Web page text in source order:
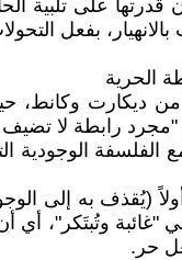
قدرتها على
بفعل
الحرية
ديكارت وكانط،
"مجرد رابطة لا
الوجودية
(يُقذف به إلى
"غائبة وتُبتَكر"،
حر.